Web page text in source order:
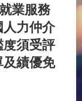
業服務
力仲介
度須受評
績優免